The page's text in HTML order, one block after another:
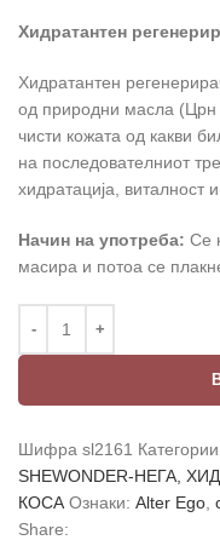
Хидратантен
Хидратантен
од природни масла (Црн
чисти кожата од какви
на последователниот
хидратација, виталност
Начин на употреба: Се
масира и потоа се
Шифра sl2161 Категории
SHEWONDER-НЕГА,
КОСА Ознаки: Alter Ego
Share: